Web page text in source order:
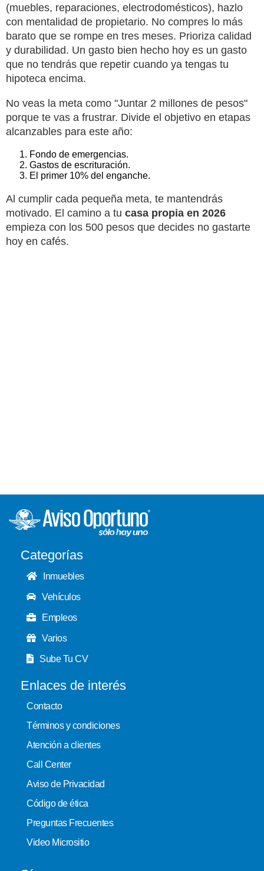
(muebles, reparaciones, electrodomésticos), hazlo
con mentalidad de propietario. No compres lo más
barato que se rompe en tres meses. Prioriza calidad
y durabilidad. Un gasto bien hecho hoy es un gasto
que no tendrás que repetir cuando ya tengas tu
hipoteca encima.
No veas la meta como "Juntar 2 millones de pesos"
porque te vas a frustrar. Divide el objetivo en etapas
alcanzables para este año:
Fondo de emergencias.
Gastos de escrituración.
El primer 10% del enganche.
Al cumplir cada pequeña meta, te mantendrás
motivado. El camino a tu casa propia en 2026
empieza con los 500 pesos que decides no gastarte
hoy en cafés.
Categorías
Inmuebles
Vehículos
Empleos
Varios
Sube Tu CV
Enlaces de interés
Contacto
Términos y condiciones
Atención a clientes
Call Center
Aviso de Privacidad
Código de ética
Preguntas Frecuentes
Video Micrositio